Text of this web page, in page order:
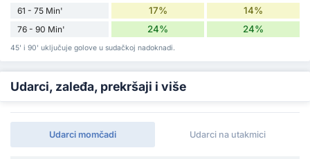
61 - 75 Min' 17% 14%
76 - 90 Min' 24% 24%
45' i 90' uključuje golove u sudačkoj nadoknadi.
Udarci, zaleđa, prekršaji i više
Udarci momčadi Udarci na utakmici